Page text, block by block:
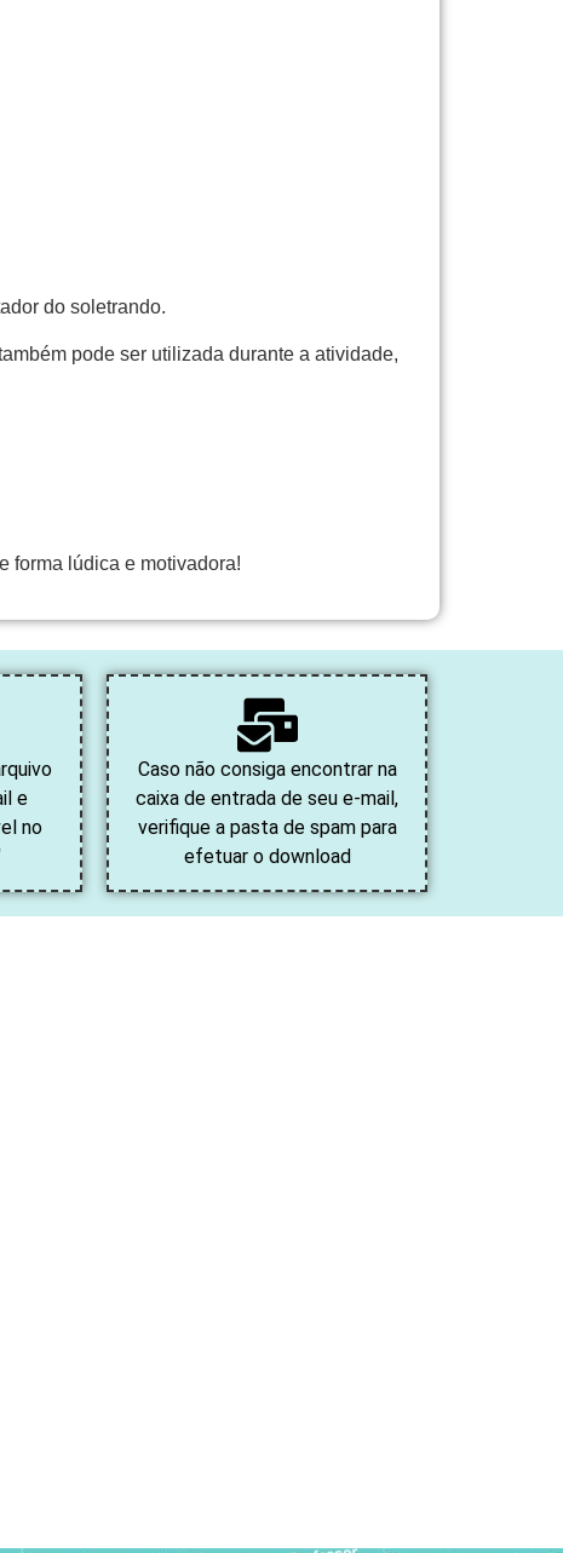
do soletrando.
pode ser utilizada durante a atividade,
forma lúdica e motivadora!
e
no
Caso não consiga encontrar na
caixa de entrada de seu e-mail,
verifique a pasta de spam para
efetuar o download